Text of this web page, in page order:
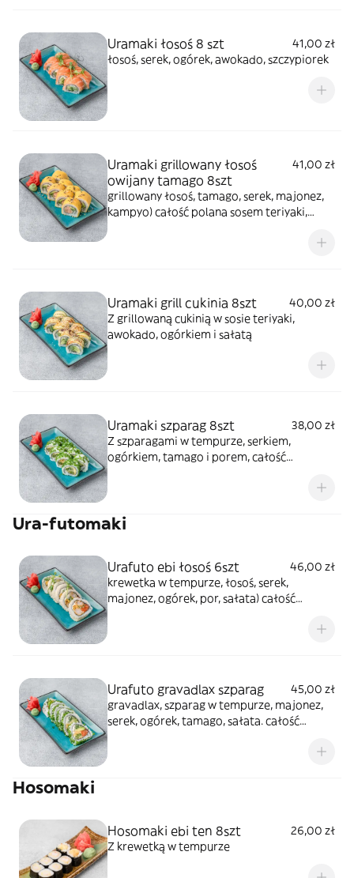
Uramaki łosoś 8 szt
41,00 zł
łosoś, serek, ogórek, awokado, szczypiorek
Uramaki grillowany łosoś
owijany tamago 8szt
41,00 zł
grillowany łosoś, tamago, serek, majonez,
kampyo) całość polana sosem teriyaki,
Uramaki grill cukinia 8szt
40,00 zł
Z grillowaną cukinią w sosie teriyaki,
awokado, ogórkiem i sałatą
Uramaki szparag 8szt
38,00 zł
Z szparagami w tempurze, serkiem,
ogórkiem, tamago i porem, całość
Ura-futomaki
Urafuto ebi łosoś 6szt
46,00 zł
krewetka w tempurze, łosoś, serek,
majonez, ogórek, por, sałata) całość
Urafuto gravadlax szparag
45,00 zł
gravadlax, szparag w tempurze, majonez,
serek, ogórek, tamago, sałata. całość
Hosomaki
Hosomaki ebi ten 8szt
26,00 zł
Z krewetką w tempurze